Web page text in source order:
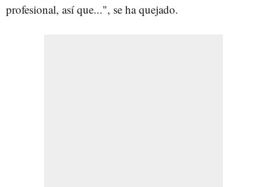
profesional, así que...", se ha quejado.